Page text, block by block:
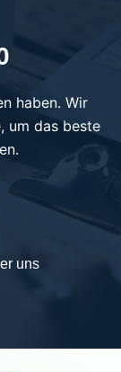
haben. Wir
um das beste
uns